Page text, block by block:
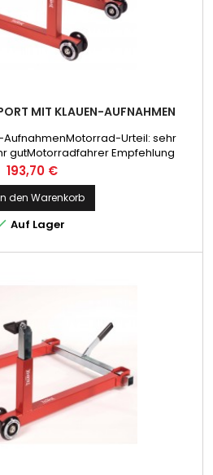
MIT KLAUEN-AUFNAHMEN
AufnahmenMotorrad-Urteil: sehr
gutMotorradfahrer Empfehlung
Preis
193,70 €
den Warenkorb
Auf Lager